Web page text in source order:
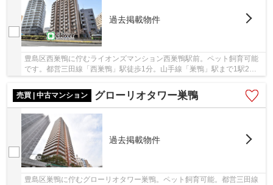
過去掲載物件
豊島区西巣鴨に佇むライオンズマンション西巣鴨駅前。ペット飼育可能
です。都営三田線「西巣鴨」駅徒歩1分。山手線「巣鴨」駅まで1駅2分
売買 | 中古マンション
グローリオタワー巣鴨
過去掲載物件
豊島区巣鴨に佇むグローリオタワー巣鴨。ペット飼育可能。都営三田線